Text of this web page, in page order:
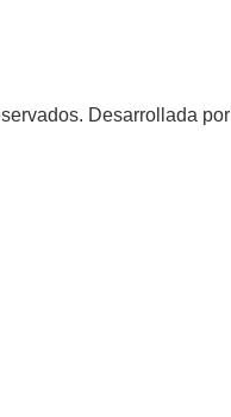
Desarrollada por